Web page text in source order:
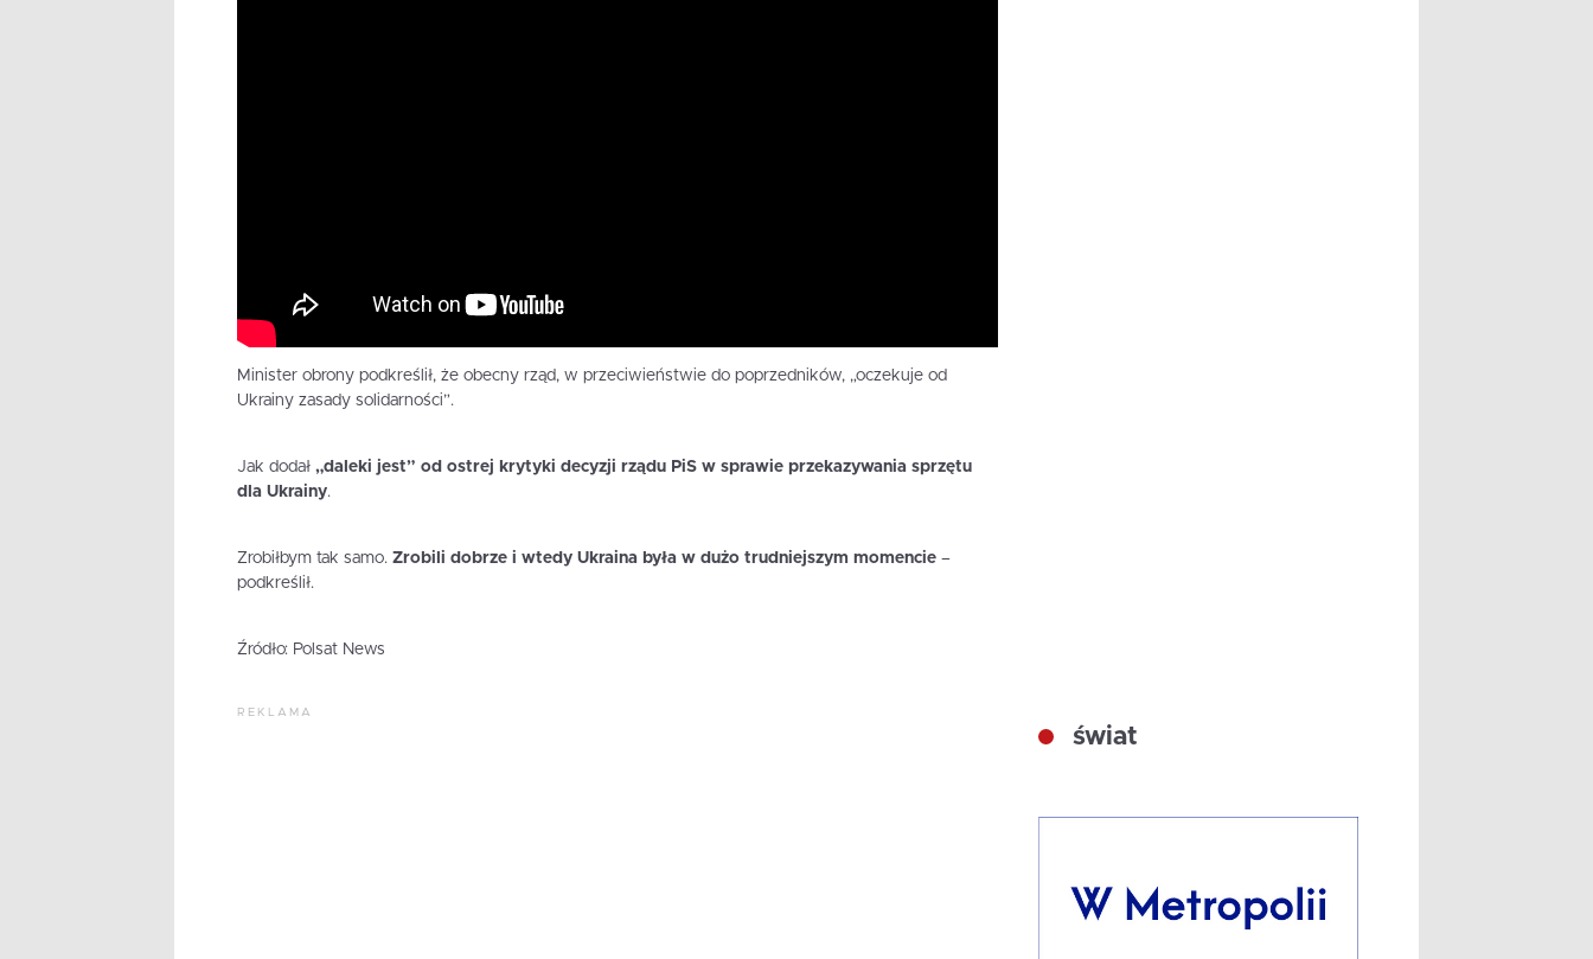
Minister obrony podkreślił, że obecny rząd, w przeciwieństwie do poprzedników, „oczekuje od
Ukrainy zasady solidarności”.
Jak dodał „daleki jest” od ostrej krytyki decyzji rządu PiS w sprawie przekazywania sprzętu
dla Ukrainy.
Zrobiłbym tak samo. Zrobili dobrze i wtedy Ukraina była w dużo trudniejszym momencie–
podkreślił.
Źródło: Polsat News
REKLAMA
świat